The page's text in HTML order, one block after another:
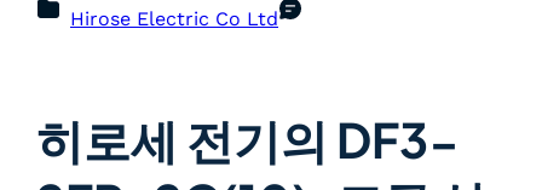
Hirose Electric Co Ltd
히로세 전기의 DF3-